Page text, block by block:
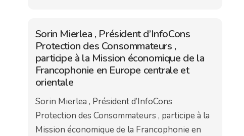
Sorin Mierlea , Président d’InfoCons
Protection des Consommateurs ,
participe à la Mission économique de la
Francophonie en Europe centrale et
orientale
Sorin Mierlea , Président d’InfoCons
Protection des Consommateurs , participe à la
Mission économique de la Francophonie en